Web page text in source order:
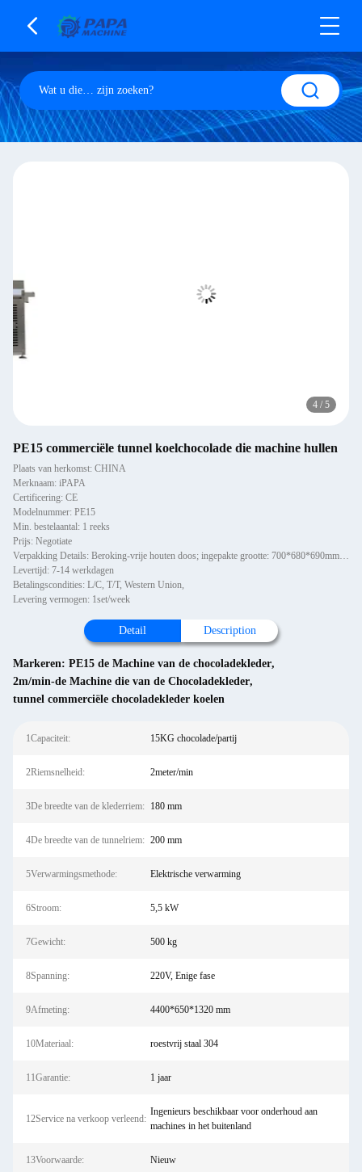
4 / 5
PE15 commerciële tunnel koelchocolade die machine hullen
Plaats van herkomst: CHINA
Merknaam: iPAPA
Certificering: CE
Modelnummer: PE15
Min. bestelaantal: 1 reeks
Prijs: Negotiate
Verpakking Details: Beroking-vrije houten doos; ingepakte grootte: 700*680*690mm, 1100*700*660mm, 3350*860*1180mm
Levertijd: 7-14 werkdagen
Betalingscondities: L/C, T/T, Western Union,
Levering vermogen: 1set/week
Detail Description
Markeren: PE15 de Machine van de chocoladekleder,
2m/min-de Machine die van de Chocoladekleder,
tunnel commerciële chocoladekleder koelen
1Capaciteit: 15KG chocolade/partij
2Riemsnelheid: 2meter/min
3De breedte van de klederriem: 180 mm
4De breedte van de tunnelriem: 200 mm
5Verwarmingsmethode: Elektrische verwarming
6Stroom: 5,5 kW
7Gewicht: 500 kg
8Spanning: 220V, Enige fase
9Afmeting: 4400*650*1320 mm
10Materiaal: roestvrij staal 304
11Garantie: 1 jaar
12Service na verkoop verleend:
Ingenieurs beschikbaar voor onderhoud aan
machines in het buitenland
13Voorwaarde: Nieuw